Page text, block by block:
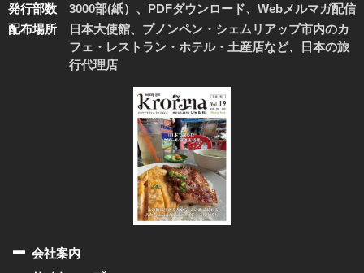
発行部数
3000部(紙）、PDFダウンロード、Webメルマガ配信
配布場所
日本大使館、プノンペン・シェムリアップ市内のカ
フェ・レストラン・ホテル・土産店など、日本の旅
行代理店
会社案内